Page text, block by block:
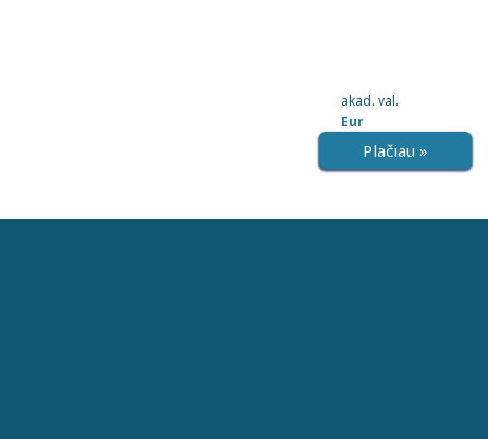
akad. val.
Eur
Plačiau »